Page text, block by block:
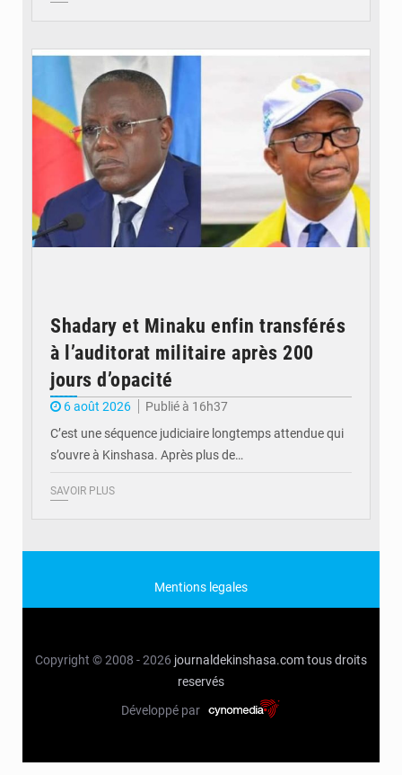
Shadary et Minaku enfin transférés
à l’auditorat militaire après 200
jours d’opacité
6 août 2026
Publié à 16h37
C’est une séquence judiciaire longtemps attendue qui
s’ouvre à Kinshasa. Après plus de…
SAVOIR PLUS
Mentions legales
Copyright © 2008 - 2026 journaldekinshasa.comtous droits
reservés
Développé par